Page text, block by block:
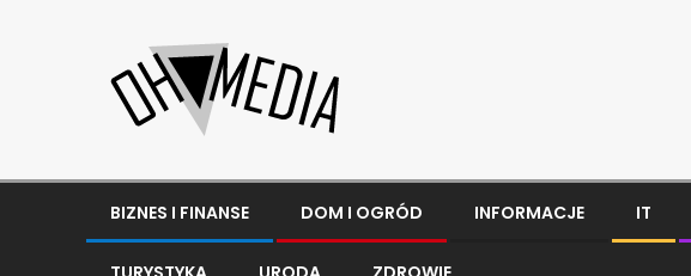
BIZNES I FINANSE DOM I OGRÓD INFORMACJE IT